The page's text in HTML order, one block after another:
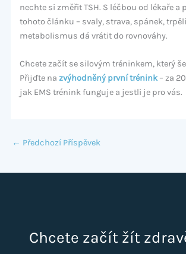
nechte si změřit TSH. S léčbou od lékaře a
tohoto článku – svaly, strava, spánek,
metabolismus dá vrátit do rovnováhy.
Chcete začít se silovým tréninkem, který
Přijďte na zvýhodněný první trénink– za
jak EMS trénink funguje a jestli je pro vás.
← Předchozí Příspěvek
Chcete začít žít